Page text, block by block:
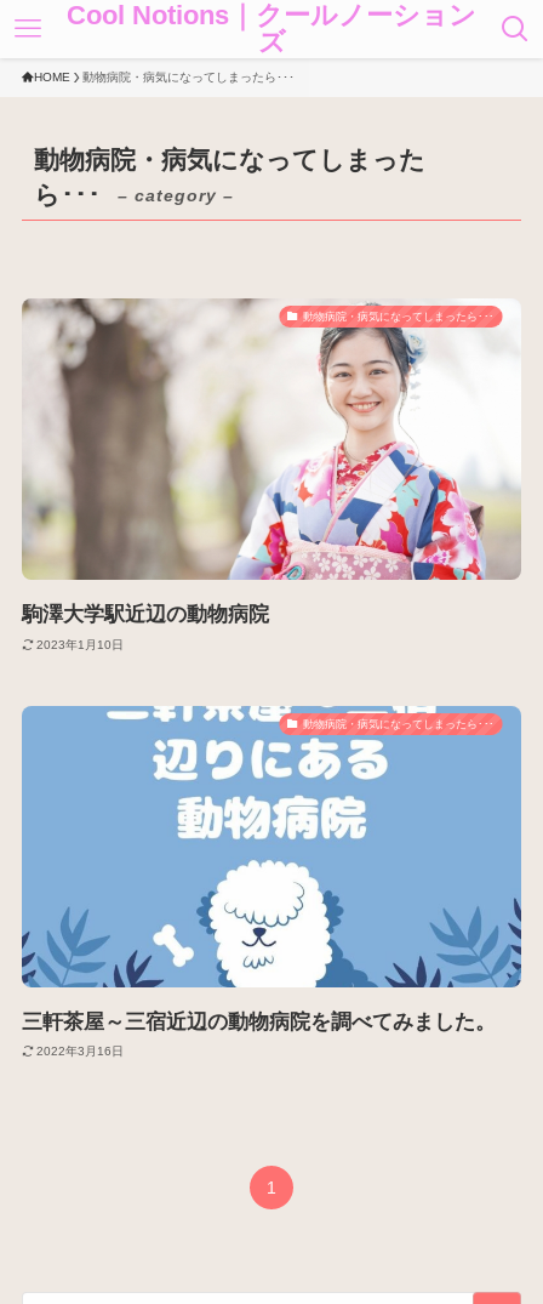
Cool Notions｜クールノーション
ズ
HOME 動物病院・病気になってしまったら･･･
動物病院・病気になってしまった
ら･･･
– category –
動物病院・病気になってしまったら･･･
駒澤大学駅近辺の動物病院
2023年1月10日
動物病院・病気になってしまったら･･･
三軒茶屋～三宿近辺の動物病院を調べてみました。
2022年3月16日
1